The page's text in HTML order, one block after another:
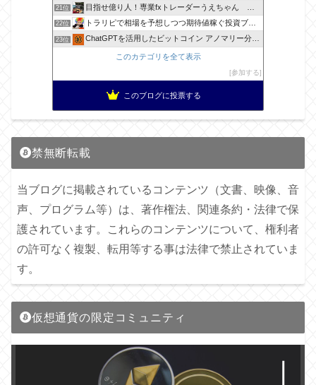
21位 目指せ億り人！専業fxトレーダーうえちゃん 仮想通貨も参入
22位 トラリピで相場を予想しつつ期待値稼ぐ投資ブログ
23位 ChatGPTを活用したビットコイン アノマリー分析ブログ
このカテゴリを全て表示
参加する
このブログに投票する
禁無断転載
当ブログに掲載されているコンテンツ（文書、映像、音
声、プログラム等）は、著作権法、関連条約・法律で保
護されています。これらのコンテンツについて、権利者
の許可なく複製、転用等する事は法律で禁止されていま
す。
仮想通貨の限定コミュニティ